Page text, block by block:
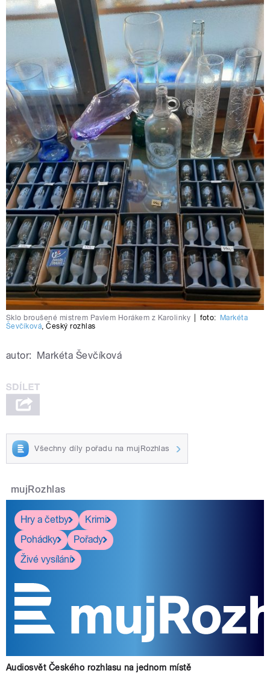
Sklo broušené mistrem Pavlem Horákem z Karolinky foto:
Markéta
Ševčíková,Český rozhlas
autor: Markéta Ševčíková
Všechny díly pořadu na mujRozhlas
mujRozhlas
Hry a četby
Krimi
Pohádky
Pořady
Živé vysílání
Audiosvět Českého rozhlasu na jednom místě